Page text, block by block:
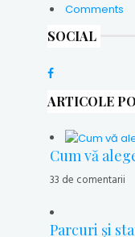
Comments
SOCIAL
ARTICOLE
Cum vă
33 de comentarii
Parcuri şi